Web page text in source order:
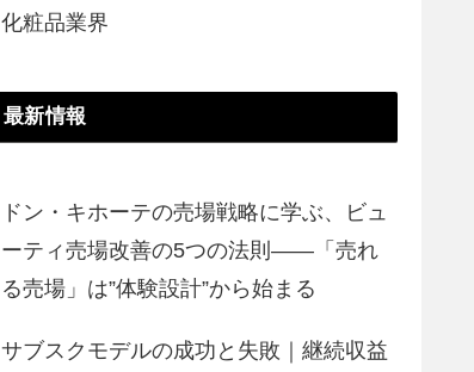
化粧品業界
最新情報
ドン・キホーテの売場戦略に学ぶ、ビュ
ーティ売場改善の5つの法則――「売れ
る売場」は”体験設計”から始まる
サブスクモデルの成功と失敗｜継続収益